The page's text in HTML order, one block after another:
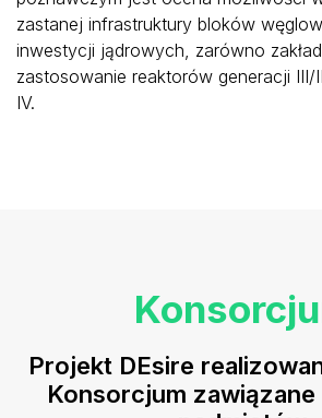
zastanej infrastruktury bloków
inwestycji jądrowych, zarówno
zastosowanie reaktorów generacji III/
IV.
Projekt DEsire
Konsorcjum